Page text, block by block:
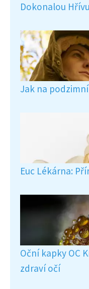
Dokonalou Hřívu
Jak na
Euc Lékárna:
Oční kapky OC
zdraví očí